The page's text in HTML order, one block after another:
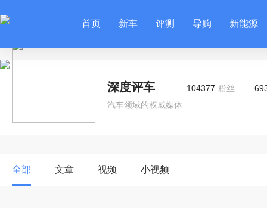
首页 新车 评测 导购 新能源
深度评车 104377 粉丝
汽车领域的权威媒体
全部 文章 视频 小视频